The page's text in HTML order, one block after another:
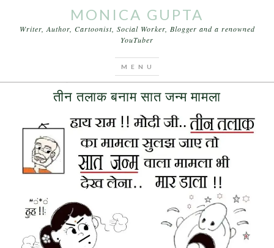
MONICA GUPTA
Writer, Author, Cartoonist, Social Worker, Blogger and a renowned
YouTuber
तीन तलाक बनाम सात जन्म मामला